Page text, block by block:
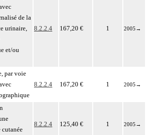
de la
urinaire,
et/ou
8.2.2.4 167,20 € 1 2005 →
par voie
8.2.2.4 167,20 € 1 2005 →
cutanée
8.2.2.4 125,40 € 1 2005 →